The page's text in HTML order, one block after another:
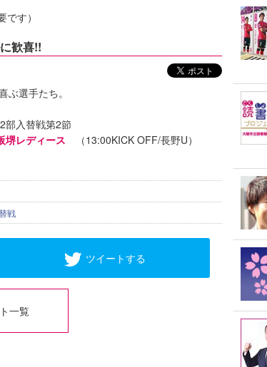
です）
歓喜!!
選手たち。
部入替戦第2節
堺レディース （13:00KICK OFF/長野U）
戦
ツイートする
一覧